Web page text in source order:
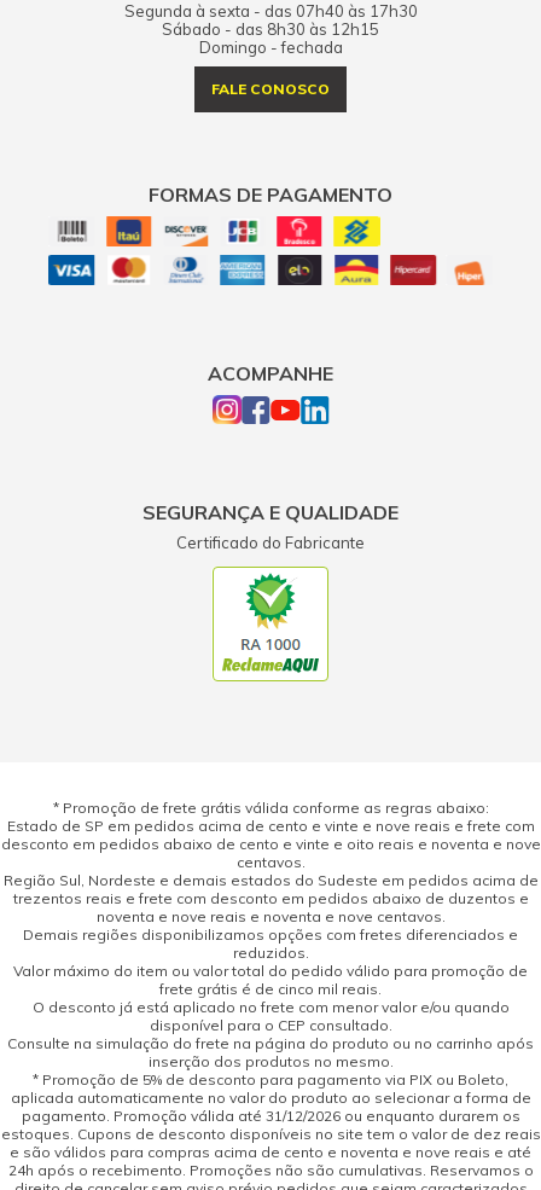
Segunda à sexta - das 07h40 às 17h30
Sábado - das 8h30 às 12h15
Domingo - fechada
FALE CONOSCO
FORMAS DE PAGAMENTO
ACOMPANHE
SEGURANÇA E QUALIDADE
Certificado do Fabricante
* Promoção de frete grátis válida conforme as regras abaixo:
Estado de SP em pedidos acima de cento e vinte e nove reais e frete com
desconto em pedidos abaixo de cento e vinte e oito reais e noventa e nove
centavos.
Região Sul, Nordeste e demais estados do Sudeste em pedidos acima de
trezentos reais e frete com desconto em pedidos abaixo de duzentos e
noventa e nove reais e noventa e nove centavos.
Demais regiões disponibilizamos opções com fretes diferenciados e
reduzidos.
Valor máximo do item ou valor total do pedido válido para promoção de
frete grátis é de cinco mil reais.
O desconto já está aplicado no frete com menor valor e/ou quando
disponível para o CEP consultado.
Consulte na simulação do frete na página do produto ou no carrinho após
inserção dos produtos no mesmo.
* Promoção de 5% de desconto para pagamento via PIX ou Boleto,
aplicada automaticamente no valor do produto ao selecionar a forma de
pagamento. Promoção válida até 31/12/2026 ou enquanto durarem os
estoques. Cupons de desconto disponíveis no site tem o valor de dez reais
e são válidos para compras acima de cento e noventa e nove reais e até
24h após o recebimento. Promoções não são cumulativas. Reservamos o